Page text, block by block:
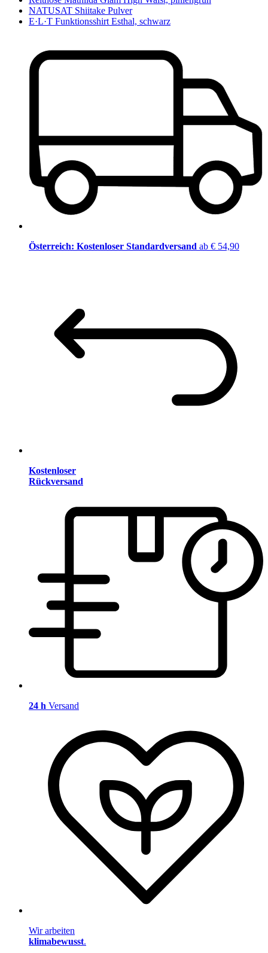
NATUSAT Shiitake Pulver
E·L·T Funktionsshirt Esthal, schwarz
Österreich: Kostenloser Standardversand ab € 54,90
Kostenloser
Rückversand
24 h Versand
Wir arbeiten
klimabewusst.